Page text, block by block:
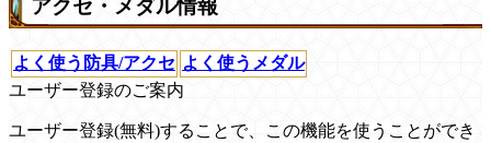
アクセ・メダル情報
よく使う防具/アクセ よく使うメダル
ユーザー登録のご案内
ユーザー登録(無料)することで、この機能を使うことができ